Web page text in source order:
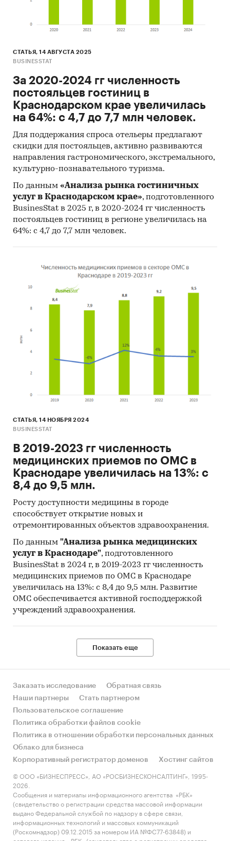
СТАТЬЯ, 14 АВГУСТА 2025
BUSINESSTAT
За 2020-2024 гг численность
постояльцев гостиниц в
Краснодарском крае увеличилась
на 64%: с 4,7 до 7,7 млн человек.
Для поддержания спроса отельеры предлагают
скидки для постояльцев, активно развиваются
направления гастрономического, экстремального,
культурно-познавательного туризма.
По данным «Анализа рынка гостиничных
услуг в Краснодарском крае», подготовленного
BusinesStat в 2025 г, в 2020-2024 гг численность
постояльцев гостиниц в регионе увеличилась на
64%: с 4,7 до 7,7 млн человек.
СТАТЬЯ, 14 НОЯБРЯ 2024
BUSINESSTAT
В 2019-2023 гг численность
медицинских приемов по ОМС в
Краснодаре увеличилась на 13%: с
8,4 до 9,5 млн.
Росту доступности медицины в городе
способствует открытие новых и
отремонтированных объектов здравоохранения.
По данным "Анализа рынка медицинских
услуг в Краснодаре", подготовленного
BusinesStat в 2024 г, в 2019-2023 гг численность
медицинских приемов по ОМС в Краснодаре
увеличилась на 13%: с 8,4 до 9,5 млн. Развитие
ОМС обеспечивается активной господдержкой
учреждений здравоохранения.
Показать еще
Заказать исследование
Обратная связь
Наши партнеры
Стать партнером
Пользовательское соглашение
Политика обработки файлов cookie
Политика в отношении обработки персональных данных
Облако для бизнеса
Корпоративный регистратор доменов
Хостинг сайтов
© ООО «БИЗНЕСПРЕСС», АО «РОСБИЗНЕСКОНСАЛТИНГ», 1995-
2026.
Сообщения и материалы информационного агентства «РБК»
(свидетельство о регистрации средства массовой информации
выдано Федеральной службой по надзору в сфере связи,
информационных технологий и массовых коммуникаций
(Роскомнадзор) 09.12.2015 за номером ИА №ФС77-63848) и